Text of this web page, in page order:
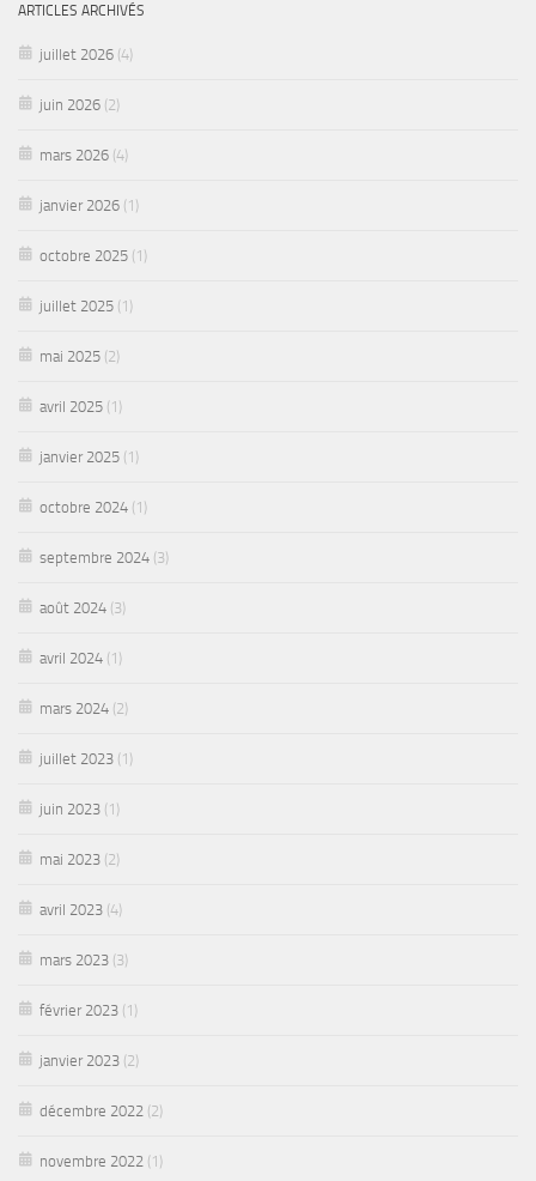
ARTICLES ARCHIVÉS
juillet 2026 (4)
juin 2026 (2)
mars 2026 (4)
janvier 2026 (1)
octobre 2025 (1)
juillet 2025 (1)
mai 2025 (2)
avril 2025 (1)
janvier 2025 (1)
octobre 2024 (1)
septembre 2024 (3)
août 2024 (3)
avril 2024 (1)
mars 2024 (2)
juillet 2023 (1)
juin 2023 (1)
mai 2023 (2)
avril 2023 (4)
mars 2023 (3)
février 2023 (1)
janvier 2023 (2)
décembre 2022 (2)
novembre 2022 (1)